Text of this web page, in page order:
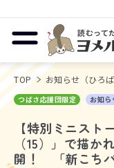
メニューを開閉
読むって
ヨメル
TOP お知らせ（ひろば
つばさ応援団限定 お知ら
【特別ミニスト
（15）」で描
開！ 「新こち